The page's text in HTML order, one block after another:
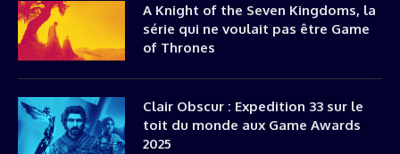
A Knight of the Seven Kingdoms, la
série qui ne voulait pas être Game
of Thrones
Clair Obscur : Expedition 33 sur le
toit du monde aux Game Awards
2025